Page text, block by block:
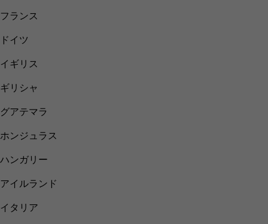
フランス
ドイツ
イギリス
ギリシャ
グアテマラ
ホンジュラス
ハンガリー
アイルランド
イタリア